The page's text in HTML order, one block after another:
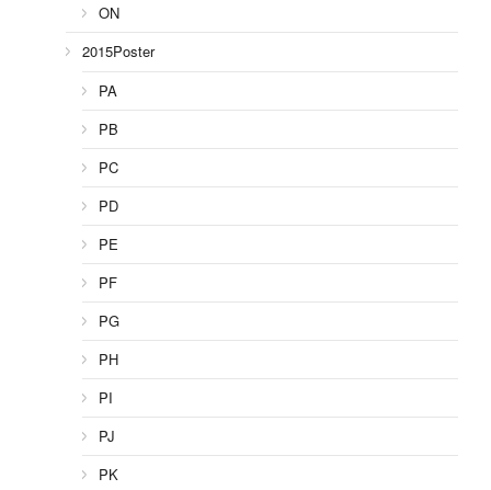
ON
2015Poster
PA
PB
PC
PD
PE
PF
PG
PH
PI
PJ
PK